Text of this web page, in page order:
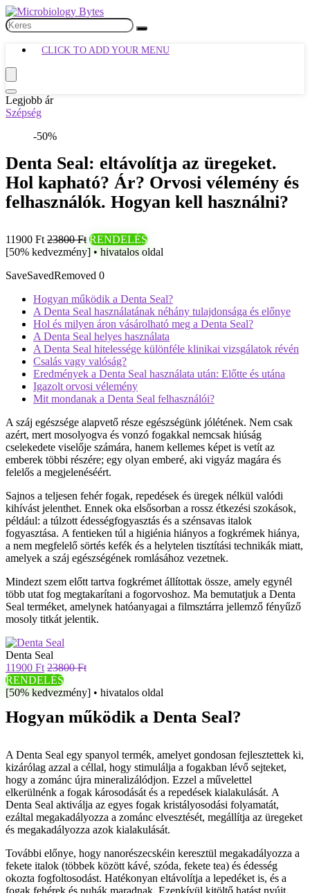
CLICK TO ADD YOUR MENU
Legjobb ár
Szépség
-50%
Denta Seal: eltávolítja az üregeket.
Hol kapható? Ár? Orvosi vélemény és
felhasználók. Hogyan kell használni?
11900 Ft 23800 Ft RENDELÉS
[50% kedvezmény] • hivatalos oldal
SaveSavedRemoved 0
Hogyan működik a Denta Seal?
A Denta Seal használatának néhány tulajdonsága és előnye
Hol és milyen áron vásárolható meg a Denta Seal?
A Denta Seal helyes használata
A Denta Seal hitelessége különféle klinikai vizsgálatok révén
Csalás vagy valóság?
Eredmények a Denta Seal használata után: Előtte és utána
Igazolt orvosi vélemény
Mit mondanak a Denta Seal felhasználói?
A száj egészsége alapvető része egészségünk jólétének. Nem csak
azért, mert mosolyogva és vonzó fogakkal nemcsak hiúság
cselekedete viselője számára, hanem kellemes képet is vetít az
emberek többi részére; egy olyan emberé, aki vigyáz magára és
felelős a megjelenéséért.
Sajnos a teljesen fehér fogak, repedések és üregek nélkül valódi
kihívást jelenthet. Ennek oka elsősorban a rossz étkezési szokások,
például: a túlzott édességfogyasztás és a szénsavas italok
fogyasztása. A fentieken túl a higiénia hiányos a fogkrémek hiánya,
a nem megfelelő sörtés kefék és a helytelen tisztítási technikák miatt,
amelyek a száj egészségének romlásához vezetnek.
Mindezt szem előtt tartva fogkrémet állítottak össze, amely egynél
több utat fog megtakarítani a fogorvoshoz. Ma bemutatjuk a Denta
Seal terméket, amelynek hatóanyagai a filmsztárra jellemző fényűző
mosoly titkát jelentik.
Denta Seal
11900 Ft 23800 Ft
RENDELÉS
[50% kedvezmény] • hivatalos oldal
Hogyan működik a Denta Seal?
A Denta Seal egy spanyol termék, amelyet gondosan fejlesztettek ki,
kizárólag azzal a céllal, hogy stimulálja a fogakban lévő sejteket,
hogy a zománc újra mineralizálódjon. Ezzel a művelettel
elkerülnénk a fogak károsodását és a repedések kialakulását. A
Denta Seal aktiválja az egyes fogak kristályosodási folyamatát,
ezáltal megakadályozza a zománc elvesztését, megállítja az üregeket
és megakadályozza azok kialakulását.
További előnye, hogy nanorészecskéin keresztül megakadályozza a
fekete italok (többek között kávé, szóda, fekete tea) és édesség
okozta fogfoltosodást. Hatékonyan eltávolítja a lepedéket is, és a
fogak fehérek és puhák maradnak. Ezenkívül kitöltő hatást nyújt,